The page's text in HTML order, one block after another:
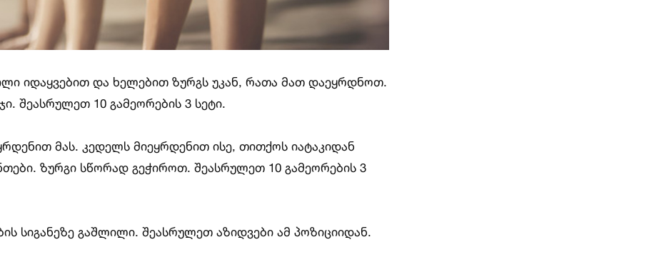
იდაყვებით და ხელებით ზურგს უკან, რათა მათ დაეყრდნოთ.
შეასრულეთ 10 გამეორების 3 სეტი.
მას. კედელს მიეყრდენით ისე, თითქოს იატაკიდან
ზურგი სწორად გეჭიროთ. შეასრულეთ 10 გამეორების 3
სიგანეზე გაშლილი. შეასრულეთ აზიდვები ამ პოზიციიდან.